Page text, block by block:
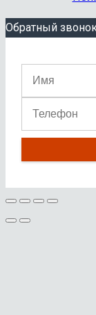
Обратный